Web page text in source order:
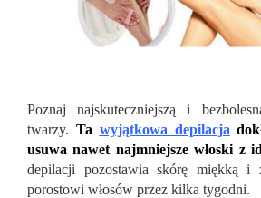
Poznaj najskuteczniejszą i
twarzy. Ta wyjątkowa depilacja
usuwa nawet najmniejsze włoski z
depilacji pozostawia skórę miękką i
porostowi włosów przez kilka tygodni.